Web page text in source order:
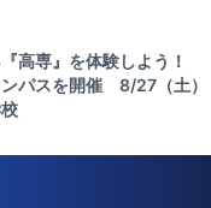
高専』を体験しよう！
パスを開催 8/27（土）